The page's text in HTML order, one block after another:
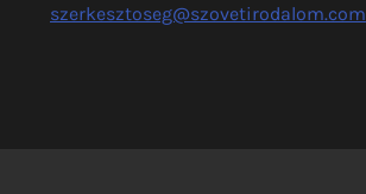
szerkesztoseg@szovetirodalom.com